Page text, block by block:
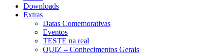
Downloads
Extras
Datas Comemorativas
Eventos
TESTE na real
QUIZ – Conhecimentos Gerais